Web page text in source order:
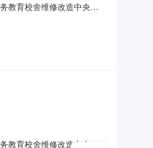
教育校舍维修改造中央补
：23174424.9
育校舍维修改造中央补